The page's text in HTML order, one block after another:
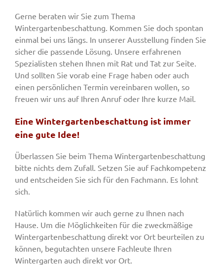
Gerne beraten wir Sie zum Thema
Wintergartenbeschattung. Kommen Sie doch spontan
einmal bei uns längs. In unserer Ausstellung finden Sie
sicher die passende Lösung. Unsere erfahrenen
Spezialisten stehen Ihnen mit Rat und Tat zur Seite.
Und sollten Sie vorab eine Frage haben oder auch
einen persönlichen Termin vereinbaren wollen, so
freuen wir uns auf Ihren Anruf oder Ihre kurze Mail.
Eine Wintergartenbeschattung ist immer
eine gute Idee!
Überlassen Sie beim Thema Wintergartenbeschattung
bitte nichts dem Zufall. Setzen Sie auf Fachkompetenz
und entscheiden Sie sich für den Fachmann. Es lohnt
sich.
Natürlich kommen wir auch gerne zu Ihnen nach
Hause. Um die Möglichkeiten für die zweckmäßige
Wintergartenbeschattung direkt vor Ort beurteilen zu
können, begutachten unsere Fachleute Ihren
Wintergarten auch direkt vor Ort.